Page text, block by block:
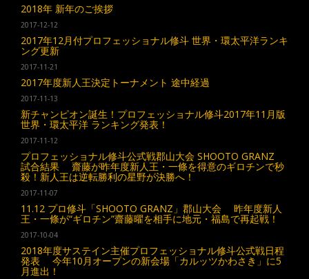
2018年 新年のご挨拶
2017-12-12
2017年12月付プロフェッショナル修斗 世界・環太平洋ランキ
ング更新
2017-11-21
2017年度新人王決定トーナメント 途中経過
2017-11-13
新チャンピオン誕生！プロフェッショナル修斗2017年11月版
世界・環太平洋 ランキング発表！
2017-11-12
プロフェッショナル修斗公式戦郡山大会 SHOOTO GRANZ
試合結果 齋藤が昨年度新人王・一條を得意のギロチンで秒
殺！新人王は逆転勝利の星野が決勝へ！
2017-11-07
11.12 プロ修斗「SHOOTO GRANZ」郡山大会 昨年度新人
王・一條が“ギロチン”齋藤曜を相手に地元・福島で再起戦！
2017-10-04
2018年度サステイン主催プロフェッショナル修斗公式戦日程
発表 今年10月オープンの新会場「カルッツかわさき」に5
月進出！